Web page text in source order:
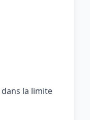
dans la limite